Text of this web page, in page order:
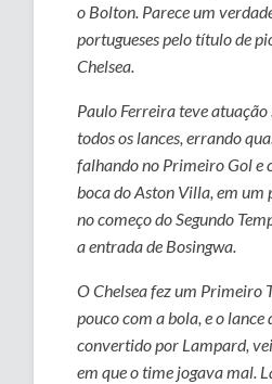
o Bolton. Parece um
portugueses pelo título de
Chelsea.
Paulo Ferreira teve
todos os lances, errando
falhando no Primeiro Gol e
boca do Aston Villa, em um
no começo do Segundo
a entrada de Bosingwa.
O Chelsea fez um Primeiro
pouco com a bola, e o lance
convertido por Lampard,
em que o time jogava mal.